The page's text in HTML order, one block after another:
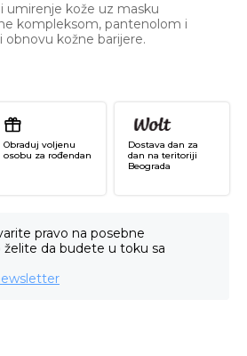
umirenje kože uz masku
kompleksom, pantenolom i
obnovu kožne barijere.
Obraduj voljenu
osobu za rođendan
Dostava dan za
dan na teritoriji
Beograda
pravo na posebne
da budete u toku sa